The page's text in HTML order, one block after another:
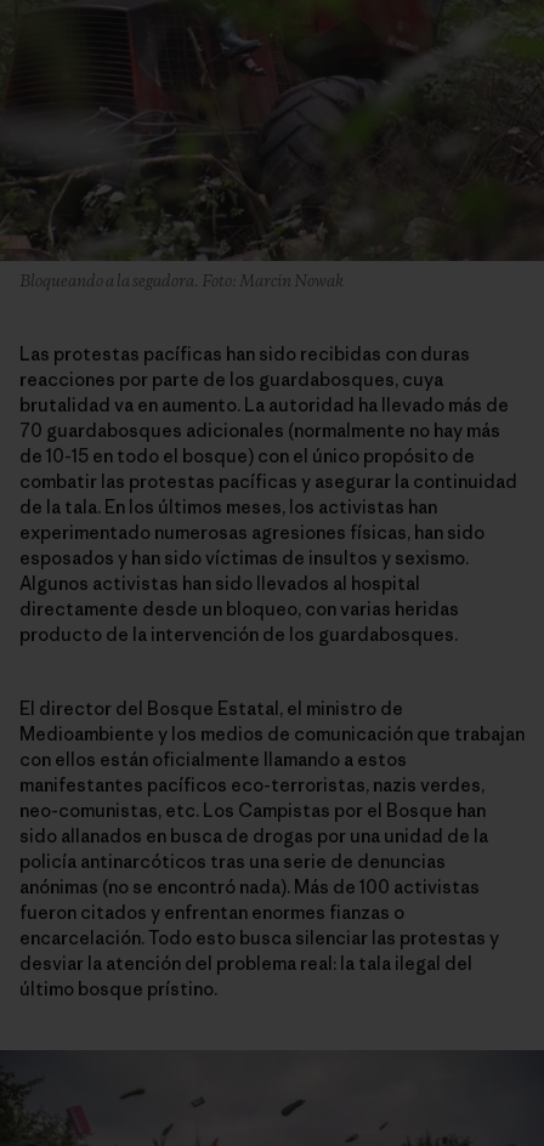
Bloqueando a la segadora. Foto: Marcin Nowak
Las protestas pacíficas han sido recibidas con duras
reacciones por parte de los guardabosques, cuya
brutalidad va en aumento. La autoridad ha llevado más de
70 guardabosques adicionales (normalmente no hay más
de 10-15 en todo el bosque) con el único propósito de
combatir las protestas pacíficas y asegurar la continuidad
de la tala. En los últimos meses, los activistas han
experimentado numerosas agresiones físicas, han sido
esposados y han sido víctimas de insultos y sexismo.
Algunos activistas han sido llevados al hospital
directamente desde un bloqueo, con varias heridas
producto de la intervención de los guardabosques.
El director del Bosque Estatal, el ministro de
Medioambiente y los medios de comunicación que trabajan
con ellos están oficialmente llamando a estos
manifestantes pacíficos eco-terroristas, nazis verdes,
neo-comunistas, etc. Los Campistas por el Bosque han
sido allanados en busca de drogas por una unidad de la
policía antinarcóticos tras una serie de denuncias
anónimas (no se encontró nada). Más de 100 activistas
fueron citados y enfrentan enormes fianzas o
encarcelación. Todo esto busca silenciar las protestas y
desviar la atención del problema real: la tala ilegal del
último bosque prístino.